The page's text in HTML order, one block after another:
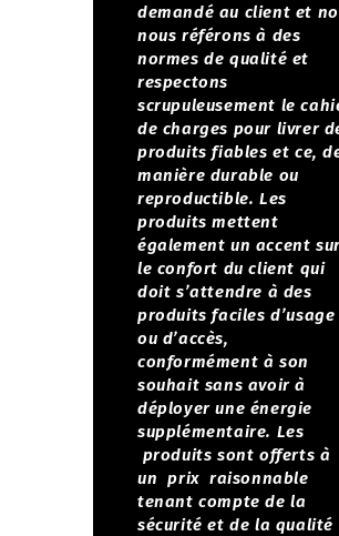
demandé au client et
nous référons à des
normes de qualité et
respectons
scrupuleusement le
de charges pour livrer
produits fiables et ce,
manière durable ou
reproductible. Les
produits mettent
également un accent
le confort du client qui
doit s’attendre à des
produits faciles d’usage
ou d’accès,
conformément à son
souhait sans avoir à
déployer une énergie
supplémentaire. Les
produits sont offerts à
un prix raisonnable
tenant compte de la
sécurité et de la qualité